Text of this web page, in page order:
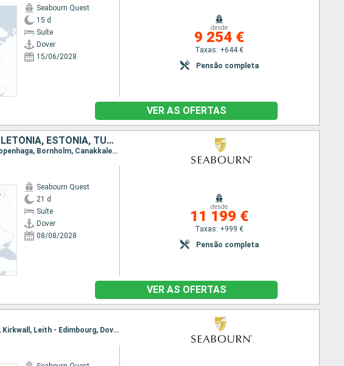
Seabourn Quest
15 d
Suíte
Dover
15/06/2028
desde
9 254 €
Taxas: +644 €
Pensão completa
VER AS OFERTAS
REINO UNIDO, DINAMARCA, FINLÂNDIA, SUÉCIA, NORUEGA, LETÓNIA, ESTÓNIA, TURQUIA, POLÓNIA
Itinerário : Dover, Leith - Edimbourg, Lerwick, Haugesund, Farsund, Lysekil, Copenhaga, Bornholm, Canakkale, Estocolmo, Helsínquia, Tallin, Riga, Klaipeda, Gdansk, Copenhaga
Seabourn Quest
21 d
Suíte
Dover
08/08/2028
desde
11 199 €
Taxas: +999 €
Pensão completa
VER AS OFERTAS
Itinerário : Dover, Cowes, Fowey, Bantry, Galway, Greencastle, Oban, Ullapool, Kirkwall, Leith - Edimbourg, Dover, Leith - Edimbourg, Lerwick, Haugesund, Farsund, Lysekil, Copenhaga